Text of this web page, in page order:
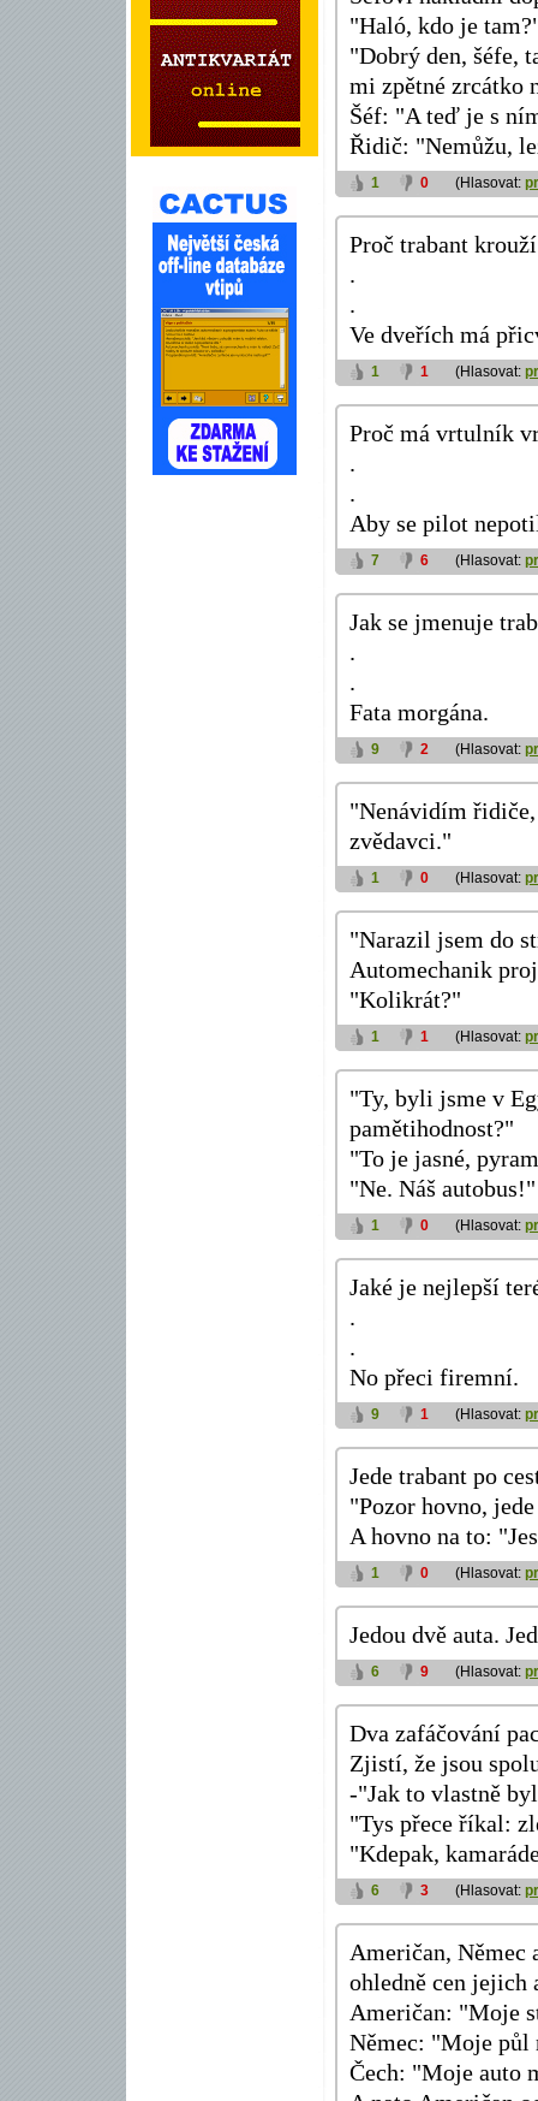
"Haló, kdo je
"Dobrý den, šéfe,
mi zpětné zrcátko
Šéf: "A teď je s
Řidič: "Nemůžu,
1 0 (Hlasovat:
Proč trabant
.
.
Ve dveřích má
1 1 (Hlasovat:
Proč má vrtulník
.
.
Aby se pilot
7 6 (Hlasovat:
Jak se jmenuje
.
.
Fata morgána.
9 2 (Hlasovat:
"Nenávidím
zvědavci."
1 0 (Hlasovat:
"Narazil jsem do
Automechanik
"Kolikrát?"
1 1 (Hlasovat:
"Ty, byli jsme v
pamětihodnost?"
"To je jasné,
"Ne. Náš autobus!"
1 0 (Hlasovat:
Jaké je nejlepší
.
.
No přeci firemní.
9 1 (Hlasovat:
Jede trabant po
"Pozor hovno,
A hovno na to:
1 0 (Hlasovat:
Jedou dvě auta.
6 9 (Hlasovat:
Dva zafáčování
Zjistí, že jsou
-"Jak to vlastně
"Tys přece říkal:
"Kdepak,
6 3 (Hlasovat:
Američan, Němec
ohledně cen jejich
Američan: "Moje
Němec: "Moje půl
Čech: "Moje auto